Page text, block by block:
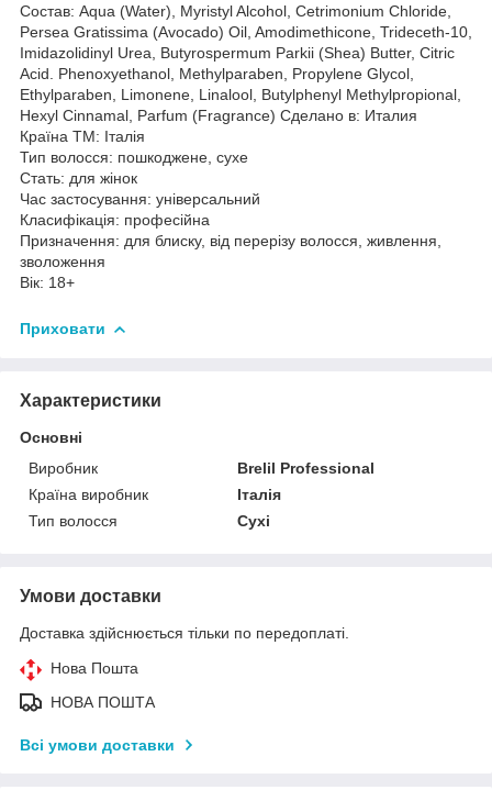
Состав: Aqua (Water), Myristyl Alcohol, Cetrimonium Chloride,
Persea Gratissima (Avocado) Oil, Amodimethicone, Trideceth-10,
Imidazolidinyl Urea, Butyrospermum Parkii (Shea) Butter, Citric
Acid. Phenoxyethanol, Methylparaben, Propylene Glycol,
Ethylparaben, Limonene, Linalool, Butylphenyl Methylpropional,
Hexyl Cinnamal, Parfum (Fragrance) Сделано в: Италия
Країна ТМ: Італія
Тип волосся: пошкоджене, сухе
Стать: для жінок
Час застосування: універсальний
Класифікація: професійна
Призначення: для блиску, від перерізу волосся, живлення,
зволоження
Вік: 18+
Приховати
Характеристики
Основні
Виробник
Brelil Professional
Країна виробник
Італія
Тип волосся
Сухі
Умови доставки
Доставка здійснюється тільки по передоплаті.
Нова Пошта
НОВА ПОШТА
Всі умови доставки